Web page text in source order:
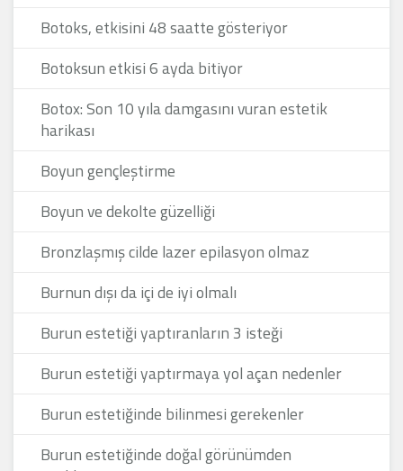
Botoks, etkisini 48 saatte gösteriyor
Botoksun etkisi 6 ayda bitiyor
Botox: Son 10 yıla damgasını vuran estetik
harikası
Boyun gençleştirme
Boyun ve dekolte güzelliği
Bronzlaşmış cilde lazer epilasyon olmaz
Burnun dışı da içi de iyi olmalı
Burun estetiği yaptıranların 3 isteği
Burun estetiği yaptırmaya yol açan nedenler
Burun estetiğinde bilinmesi gerekenler
Burun estetiğinde doğal görünümden